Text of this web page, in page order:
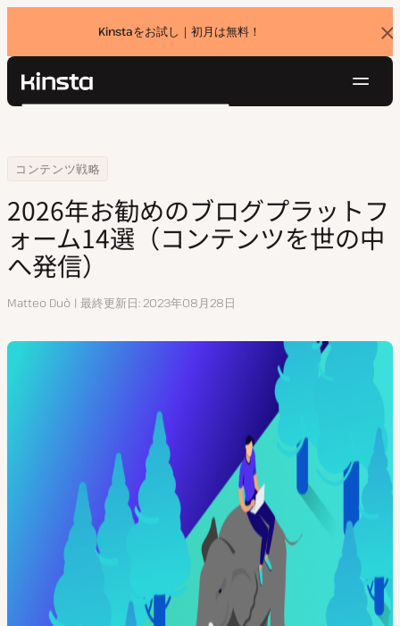
Kinstaをお試し｜初月は無料！
バ
ナ
Kinsta®
ョ
ン
価格設定
お問い合わせ
検
Home
リソースセンター
コンテンツ戦略
2024年お勧めのブログプラットフォーム14選（コンテンツを世の中へ
2026年お勧めのブログプラットフ
ォーム14選（コンテンツを世の中
へ発信）
執
Matteo Duò 最終更新日 2023年08月28日